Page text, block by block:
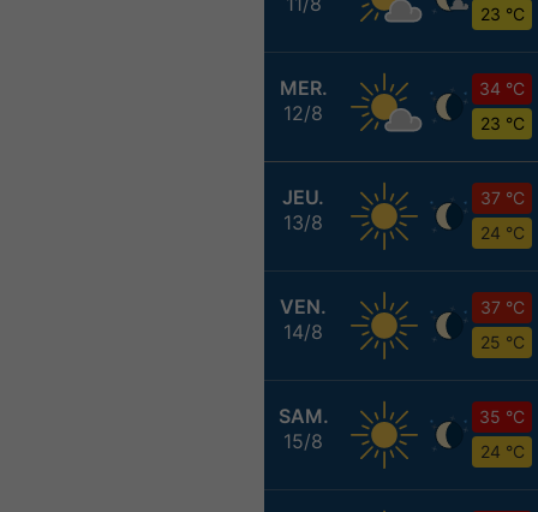
23 °C
MER.
12/8
34 °C
23 °C
JEU.
13/8
37 °C
24 °C
VEN.
14/8
37 °C
25 °C
SAM.
15/8
35 °C
24 °C